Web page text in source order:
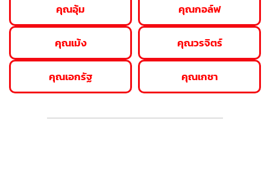
คุณอุ้ม
คุณเม้ง
คุณเอกรัฐ
คุณกอล์ฟ
คุณวรจิตร์
คุณเกชา